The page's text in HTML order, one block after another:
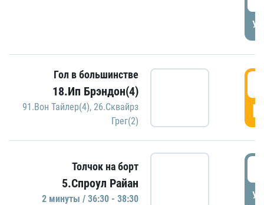
Гол в большинстве
18.Ип Брэндон(4)
91.Вон Тайлер(4), 26.Сквайрз
Грег(2)
Толчок на борт
5.Спроул Райан
2 минуты / 36:30 - 38:30